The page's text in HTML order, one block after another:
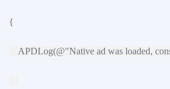
{
APDLog(@"Native ad was loaded,